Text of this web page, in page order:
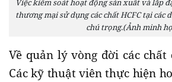
Việc kiểm soát hoạt động sản xuất và lắp
thương mại sử dụng các chất HCFC tại các
chú trọng.(Ảnh minh
Về quản lý vòng đời các chất
Các kỹ thuật viên thực hiện